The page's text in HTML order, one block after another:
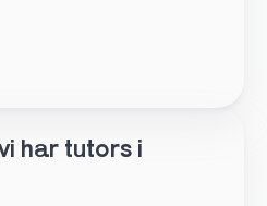
har tutors i